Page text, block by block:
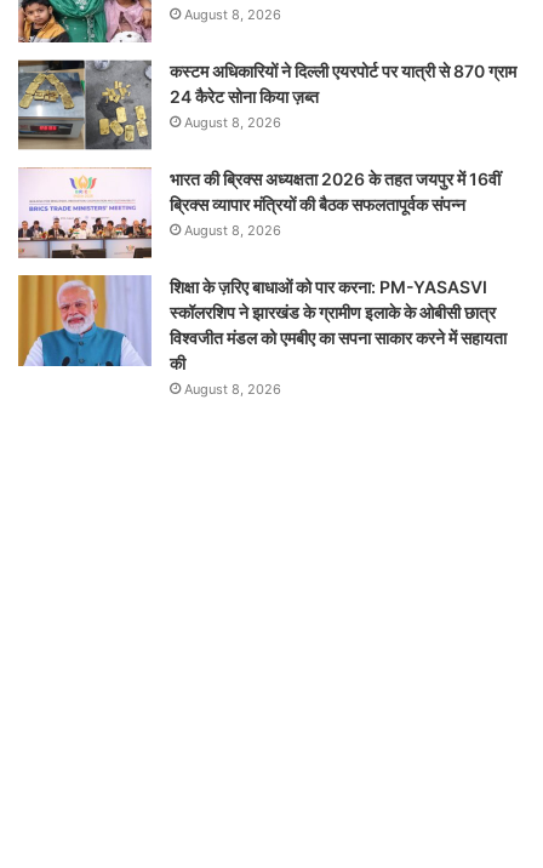
August 8, 2026
कस्टम अधिकारियों ने दिल्ली एयरपोर्ट पर यात्री से 870 ग्राम
24 कैरेट सोना किया ज़ब्त
August 8, 2026
भारत की ब्रिक्‍स अध्यक्षता 2026 के तहत जयपुर में 16वीं
ब्रिक्‍स व्यापार मंत्रियों की बैठक सफलतापूर्वक संपन्न
August 8, 2026
शिक्षा के ज़रिए बाधाओं को पार करना: PM-YASASVI
स्कॉलरशिप ने झारखंड के ग्रामीण इलाके के ओबीसी छात्र
विश्वजीत मंडल को एमबीए का सपना साकार करने में सहायता
की
August 8, 2026